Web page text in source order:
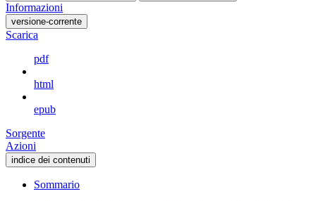
Informazioni
versione-corrente
Scarica
pdf
html
epub
Sorgente
Azioni
indice dei contenuti
Sommario